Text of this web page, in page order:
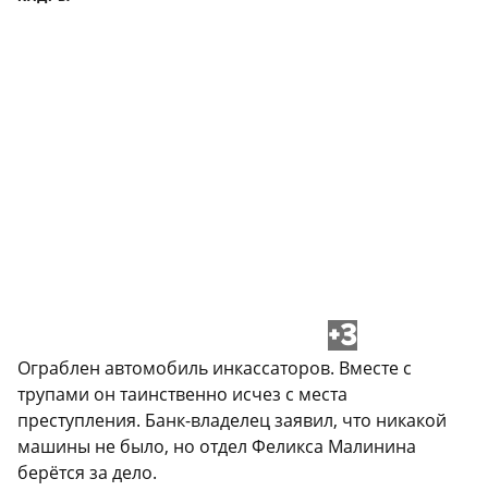
+3
Ограблен автомобиль инкассаторов. Вместе с
трупами он таинственно исчез с места
преступления. Банк-владелец заявил, что никакой
машины не было, но отдел Феликса Малинина
берётся за дело.